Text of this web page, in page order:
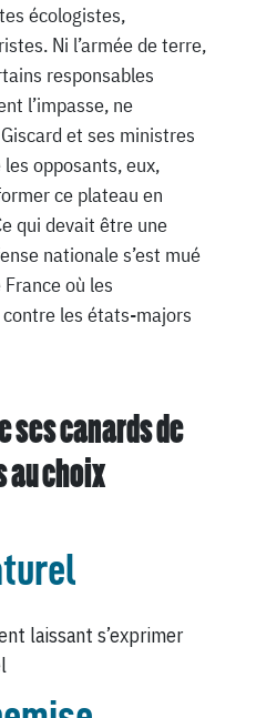
écologistes,
Ni l’armée de terre,
responsables
l’impasse, ne
et ses ministres
opposants, eux,
ce plateau en
qui devait être une
nationale s’est mué
où les
les états-majors
ses canards de
au choix
laissant s’exprimer